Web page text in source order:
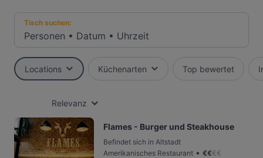
Tisch suchen:
Personen • Datum • Uhrzeit
Locations Küchenarten Top bewertet
Relevanz
Flames - Burger und Steakhouse
Befindet sich in Altstadt
Amerikanisches Restaurant • €€€€